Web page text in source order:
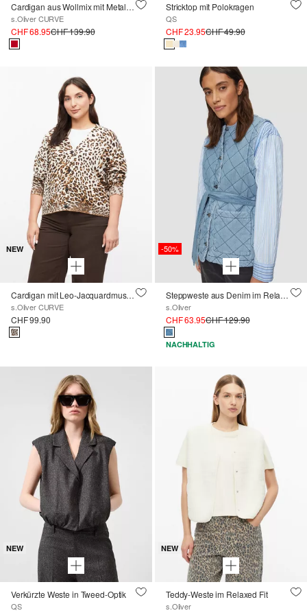
Cardigan aus Wollmix mit Metall-Knöpfen
s.Oliver CURVE
CHF 68.95CHF 139.90
Stricktop mit Polokragen
QS
CHF 23.95CHF 49.90
NEW
Cardigan mit Leo-Jacquardmuster
s.Oliver CURVE
CHF 99.90
-50%
Steppweste aus Denim im Relaxed Fit
s.Oliver
CHF 63.95CHF 129.90
NACHHALTIG
NEW
Verkürzte Weste in Tweed-Optik
QS
NEW
Teddy-Weste im Relaxed Fit
s.Oliver